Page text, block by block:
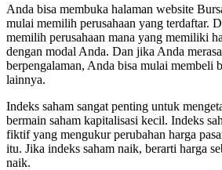
Anda bisa membuka halaman website
mulai memilih perusahaan yang terdaftar.
memilih perusahaan mana yang memiliki
dengan modal Anda. Dan jika Anda
berpengalaman, Anda bisa mulai membeli
lainnya.
Indeks saham sangat penting untuk
bermain saham kapitalisasi kecil. Indeks
fiktif yang mengukur perubahan harga
itu. Jika indeks saham naik, berarti harga
naik.